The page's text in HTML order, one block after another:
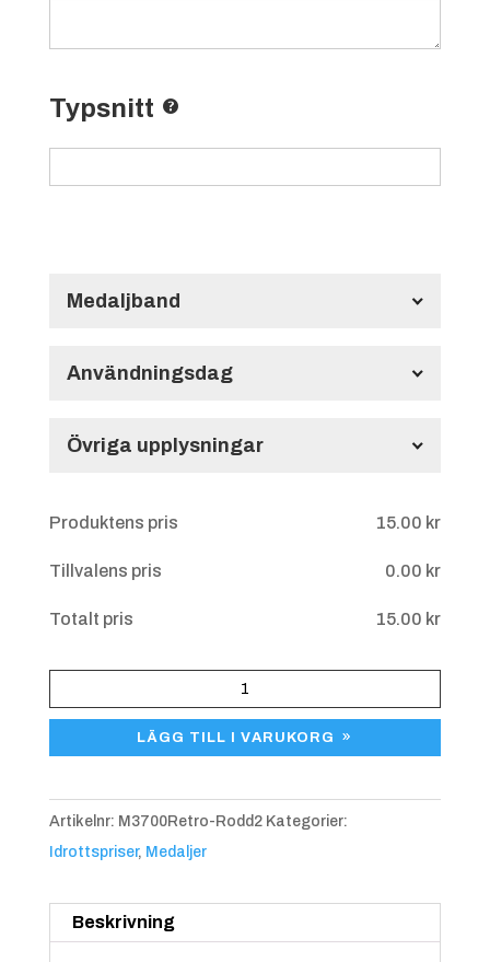
Typsnitt
Medaljband
700x22 mm
Blå/röd
Användningsdag
Övriga upplysningar
Produktens pris 15.00 kr
Tillvalens pris 0.00 kr
Totalt pris 15.00 kr
Rodd
Retro
LÄGG TILL I VARUKORG
Artikelnr: M3700Retro-Rodd2 Kategorier:
Idrottspriser, Medaljer
Beskrivning